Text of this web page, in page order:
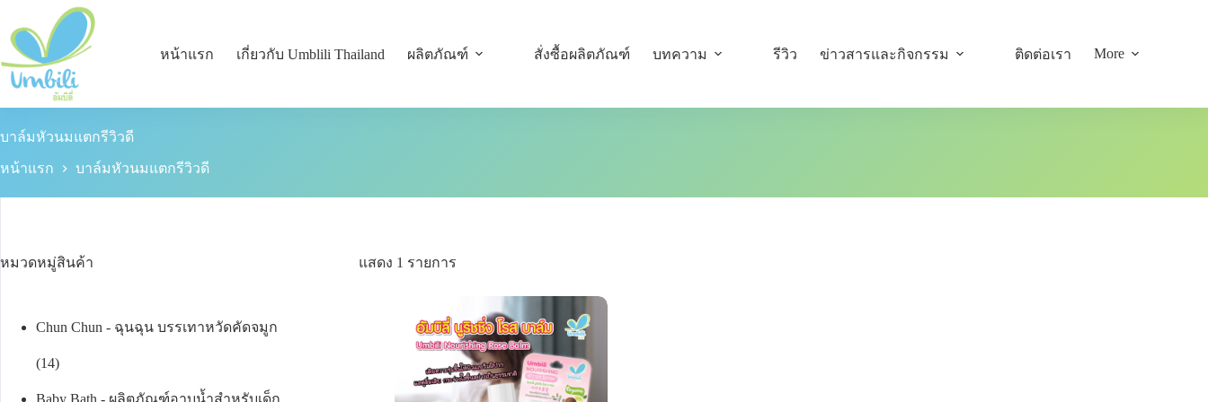
หน้าแรก เกี่ยวกับ Umblili Thailand ผลิตภัณฑ์ สั่งซื้อผลิตภัณฑ์ บทความ รีวิว ข่าวสารและกิจกรรม ติดต่อเรา More
บาล์มหัวนมแตกรีวิวดี
หน้าแรก บาล์มหัวนมแตกรีวิวดี
แสดง 1 รายการ
หมวดหมู่สินค้า
Chun Chun - ฉุนฉุน บรรเทาหวัดคัดจมูก
14
Baby Bath - ผลิตภัณฑ์อาบน้ำสำหรับเด็ก